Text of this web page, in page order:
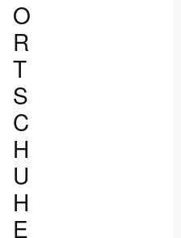
O
R
T
S
C
H
U
H
E